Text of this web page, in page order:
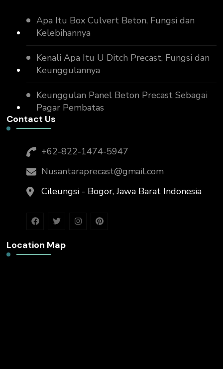
Apa Itu Box Culvert Beton, Fungsi dan
Kelebihannya
Kenali Apa Itu U Ditch Precast, Fungsi dan
Keunggulannya
Keunggulan Panel Beton Precast Sebagai
Pagar Pembatas
Contact Us
+62-822-1474-5947
Nusantaraprecast@gmail.com
Cileungsi - Bogor, Jawa Barat Indonesia
Location Map